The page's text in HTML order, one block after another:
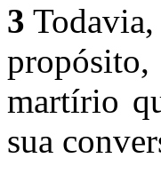
3
martírio
sua